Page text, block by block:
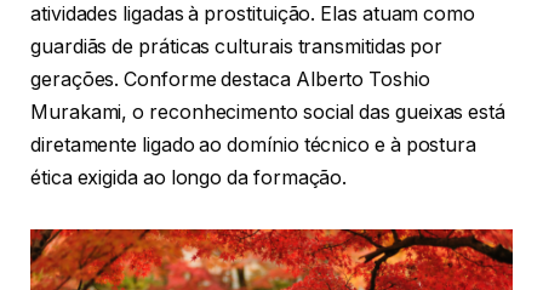
atividades ligadas à prostituição. Elas atuam como
guardiãs de práticas culturais transmitidas por
gerações. Conforme destaca Alberto Toshio
Murakami, o reconhecimento social das gueixas está
diretamente ligado ao domínio técnico e à postura
ética exigida ao longo da formação.